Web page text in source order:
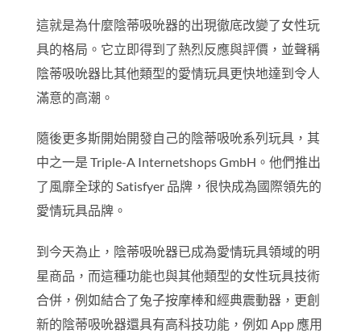
這就是為什麼陰蒂吸吮器的出現徹底改變了女性玩
具的格局。它立即得到了熱烈反應與評價，並聲稱
陰蒂吸吮器比其他類型的愛情玩具更快地達到令人
滿意的高潮。
隨後更多斯開始開發自己的陰蒂吸吮系列玩具，其
中之一是 Triple-A Internetshops GmbH。他們推出
了風靡全球的 Satisfyer 品牌，很快成為國際領先的
愛情玩具品牌。
到今天為止，陰蒂吸吮器已成為愛情玩具領域的明
星商品，而這種功能也與其他類型的女性玩具技術
合併，例如結合了兔子按摩棒和經典震動器，更創
新的陰蒂吸吮器還具有高科技功能，例如 App 應用